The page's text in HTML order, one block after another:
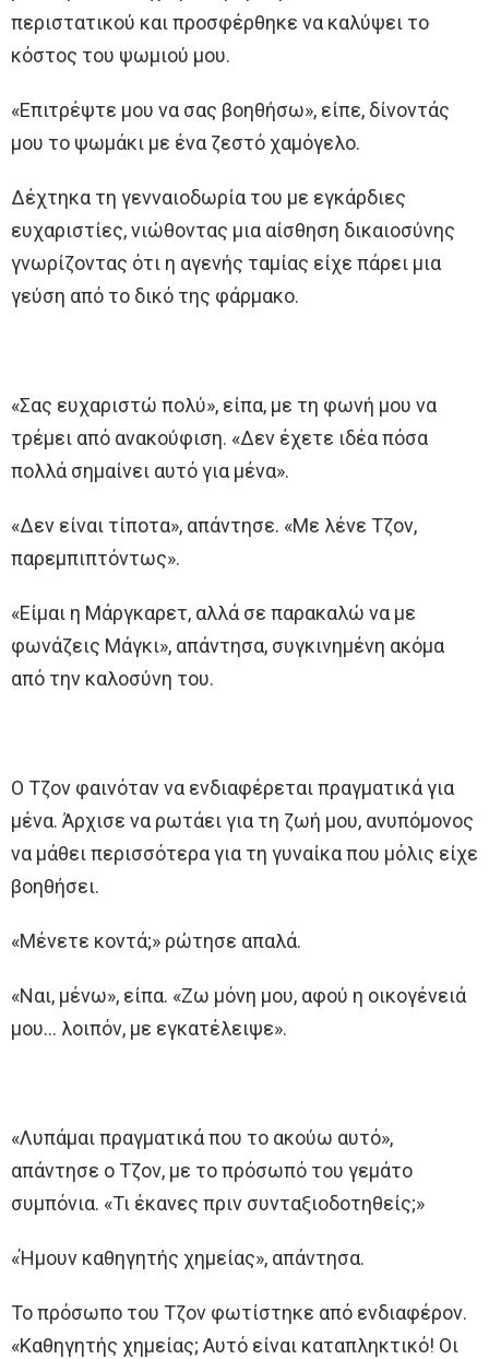
περιστατικού και προσφέρθηκε να καλύψει το
κόστος του ψωμιού μου.
«Επιτρέψτε μου να σας βοηθήσω», είπε, δίνοντάς
μου το ψωμάκι με ένα ζεστό χαμόγελο.
Δέχτηκα τη γενναιοδωρία του με εγκάρδιες
ευχαριστίες, νιώθοντας μια αίσθηση δικαιοσύνης
γνωρίζοντας ότι η αγενής ταμίας είχε πάρει μια
γεύση από το δικό της φάρμακο.
«Σας ευχαριστώ πολύ», είπα, με τη φωνή μου να
τρέμει από ανακούφιση. «Δεν έχετε ιδέα πόσα
πολλά σημαίνει αυτό για μένα».
«Δεν είναι τίποτα», απάντησε. «Με λένε Τζον,
παρεμπιπτόντως».
«Είμαι η Μάργκαρετ, αλλά σε παρακαλώ να με
φωνάζεις Μάγκι», απάντησα, συγκινημένη ακόμα
από την καλοσύνη του.
Ο Τζον φαινόταν να ενδιαφέρεται πραγματικά για
μένα. Άρχισε να ρωτάει για τη ζωή μου, ανυπόμονος
να μάθει περισσότερα για τη γυναίκα που μόλις είχε
βοηθήσει.
«Μένετε κοντά;» ρώτησε απαλά.
«Ναι, μένω», είπα. «Ζω μόνη μου, αφού η οικογένειά
μου… λοιπόν, με εγκατέλειψε».
«Λυπάμαι πραγματικά που το ακούω αυτό»,
απάντησε ο Τζον, με το πρόσωπό του γεμάτο
συμπόνια. «Τι έκανες πριν συνταξιοδοτηθείς;»
«Ήμουν καθηγητής χημείας», απάντησα.
Το πρόσωπο του Τζον φωτίστηκε από ενδιαφέρον.
«Καθηγητής χημείας; Αυτό είναι καταπληκτικό! Οι